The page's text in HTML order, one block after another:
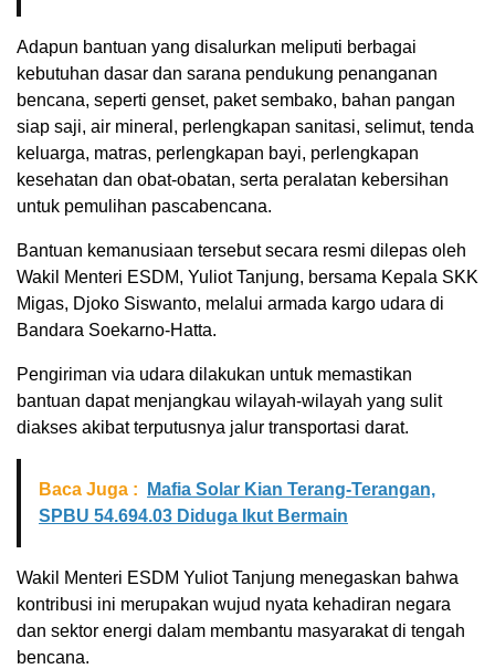
Adapun bantuan yang disalurkan meliputi berbagai
kebutuhan dasar dan sarana pendukung penanganan
bencana, seperti genset, paket sembako, bahan pangan
siap saji, air mineral, perlengkapan sanitasi, selimut, tenda
keluarga, matras, perlengkapan bayi, perlengkapan
kesehatan dan obat-obatan, serta peralatan kebersihan
untuk pemulihan pascabencana.
Bantuan kemanusiaan tersebut secara resmi dilepas oleh
Wakil Menteri ESDM, Yuliot Tanjung, bersama Kepala SKK
Migas, Djoko Siswanto, melalui armada kargo udara di
Bandara Soekarno-Hatta.
Pengiriman via udara dilakukan untuk memastikan
bantuan dapat menjangkau wilayah-wilayah yang sulit
diakses akibat terputusnya jalur transportasi darat.
Baca Juga :
Mafia Solar Kian Terang-Terangan,
SPBU 54.694.03 Diduga Ikut Bermain
Wakil Menteri ESDM Yuliot Tanjung menegaskan bahwa
kontribusi ini merupakan wujud nyata kehadiran negara
dan sektor energi dalam membantu masyarakat di tengah
bencana.